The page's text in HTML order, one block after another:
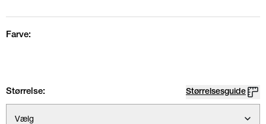
Farve:
Størrelse: Størrelsesguide
Vælg